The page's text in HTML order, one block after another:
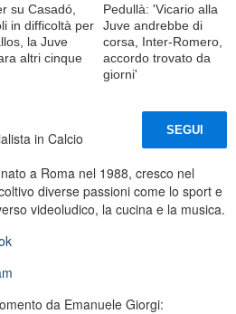
su Casadó,
in difficoltà per
la Juve
altri cinque
Pedullà: 'Vicario alla
Juve andrebbe di
corsa, Inter-Romero,
accordo trovato da
giorni'
in Calcio
SEGUI
a Roma nel 1988, cresco nel
diverse passioni come lo sport e
videoludico, la cucina e la musica.
da Emanuele Giorgi: